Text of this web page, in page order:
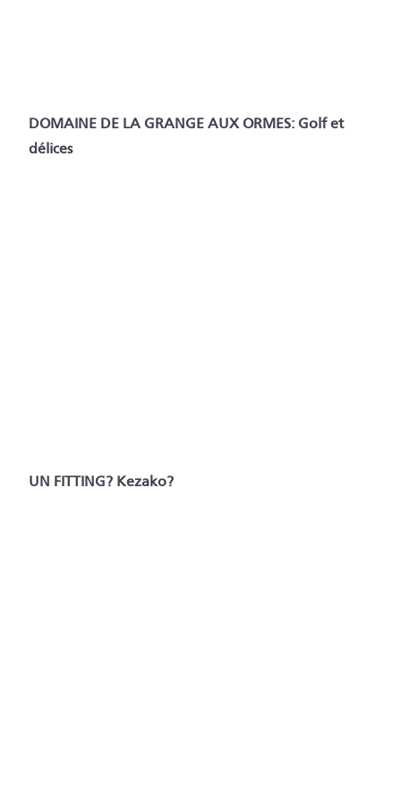
DOMAINE DE LA GRANGE AUX ORMES: Golf et
délices
UN FITTING? Kezako?